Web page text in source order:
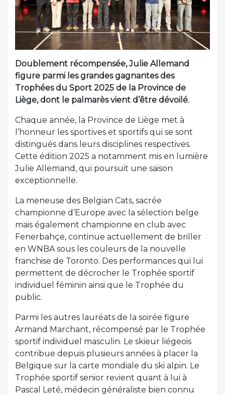
Doublement récompensée, Julie Allemand
figure parmi les grandes gagnantes des
Trophées du Sport 2025 de la Province de
Liège, dont le palmarès vient d’être dévoilé.
Chaque année, la Province de Liège met à
l’honneur les sportives et sportifs qui se sont
distingués dans leurs disciplines respectives.
Cette édition 2025 a notamment mis en lumière
Julie Allemand, qui poursuit une saison
exceptionnelle.
La meneuse des Belgian Cats, sacrée
championne d’Europe avec la sélection belge
mais également championne en club avec
Fenerbahçe, continue actuellement de briller
en WNBA sous les couleurs de la nouvelle
franchise de Toronto. Des performances qui lui
permettent de décrocher le Trophée sportif
individuel féminin ainsi que le Trophée du
public.
Parmi les autres lauréats de la soirée figure
Armand Marchant, récompensé par le Trophée
sportif individuel masculin. Le skieur liégeois
contribue depuis plusieurs années à placer la
Belgique sur la carte mondiale du ski alpin. Le
Trophée sportif senior revient quant à lui à
Pascal Leté, médecin généraliste bien connu